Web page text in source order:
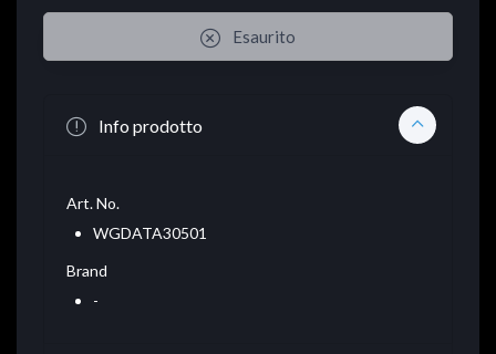
Esaurito
Info prodotto
Art. No.
WGDATA30501
Brand
-